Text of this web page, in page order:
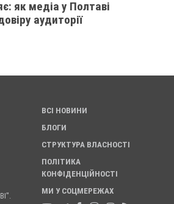
як медіа у Полтаві
аудиторії
ВСІ НОВИНИ
БЛОГИ
СТРУКТУРА ВЛАСНОСТІ
ПОЛІТИКА
КОНФІДЕНЦІЙНОСТІ
МИ У СОЦМЕРЕЖАХ